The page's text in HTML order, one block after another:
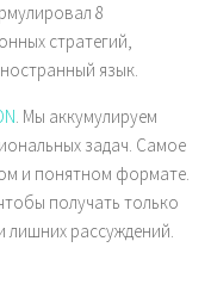
8
стратегий,
язык.
. Мы аккумулируем
задач. Самое
и понятном формате.
получать только
лишних рассуждений.